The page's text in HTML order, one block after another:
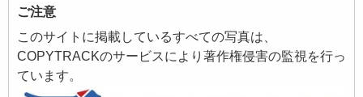
ご注意
このサイトに掲載しているすべての写真は、
COPYTRACKのサービスにより著作権侵害の監視を行っ
ています。